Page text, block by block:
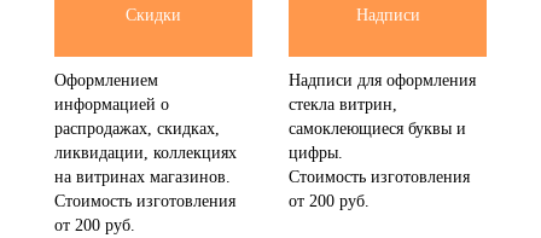
Скидки
Оформлением
информацией о
распродажах, скидках,
ликвидации, коллекциях
на витринах магазинов.
Стоимость изготовления
от 200 руб.
Надписи
Надписи для оформления
стекла витрин,
самоклеющиеся буквы и
цифры.
Стоимость изготовления
от 200 руб.